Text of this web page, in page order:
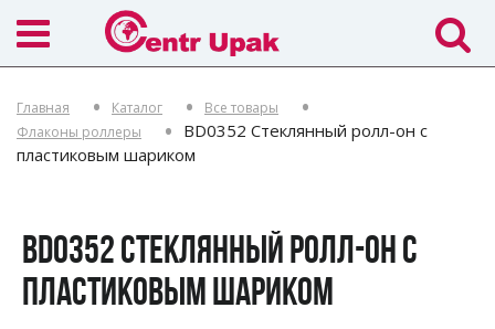
Главная Каталог
Все товары
Флаконы роллеры
BD0352 Стеклянный ролл-он с
пластиковым шариком
BD0352 СТЕКЛЯННЫЙ РОЛЛ-ОН С
ПЛАСТИКОВЫМ ШАРИКОМ